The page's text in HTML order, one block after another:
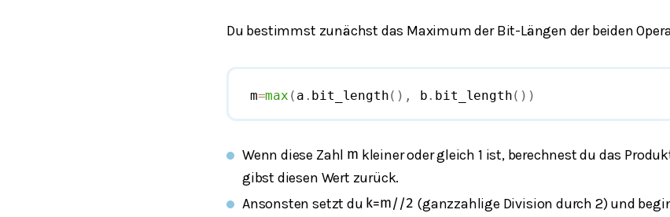
Du bestimmst zunächst das Maximum der Bit-Längen der beiden
m=max ( a . bit_length( ) , b. bit_length( ) )
Wenn diese Zahl m kleiner oder gleich 1 ist, berechnest du das
gibst diesen Wert zurück.
Ansonsten setzt du k=m/ /2 (ganzzahlige Division durch 2) und